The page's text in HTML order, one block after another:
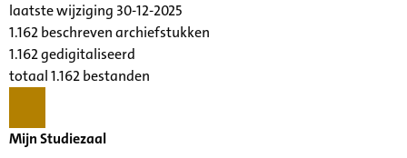
laatste wijziging 30-12-2025
1.162 beschreven archiefstukken
1.162 gedigitaliseerd
totaal 1.162 bestanden
Mijn Studiezaal